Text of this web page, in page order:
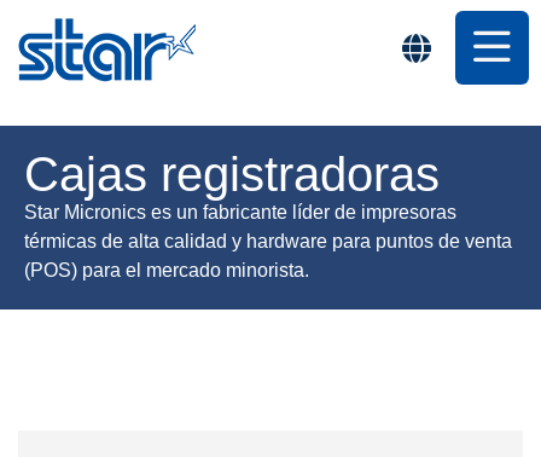
Cajas registradoras
Star Micronics es un fabricante líder de impresoras
térmicas de alta calidad y hardware para puntos de venta
(POS) para el mercado minorista.